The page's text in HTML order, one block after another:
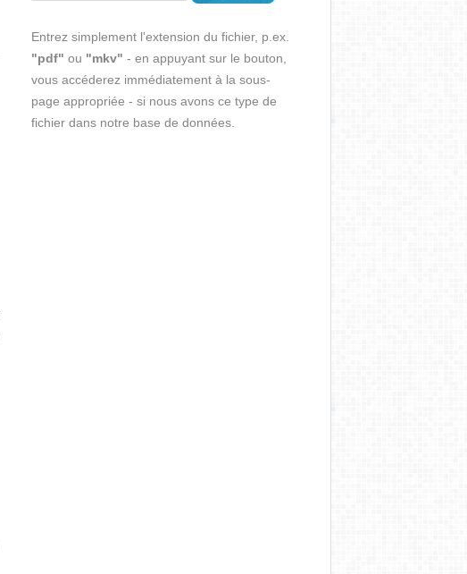
Entrez simplement l'extension du fichier, p.ex.
"pdf" ou "mkv" - en appuyant sur le bouton,
vous accéderez immédiatement à la sous-
page appropriée - si nous avons ce type de
fichier dans notre base de données.